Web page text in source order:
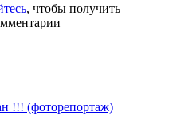
, чтобы получить
!!! (фоторепортаж)